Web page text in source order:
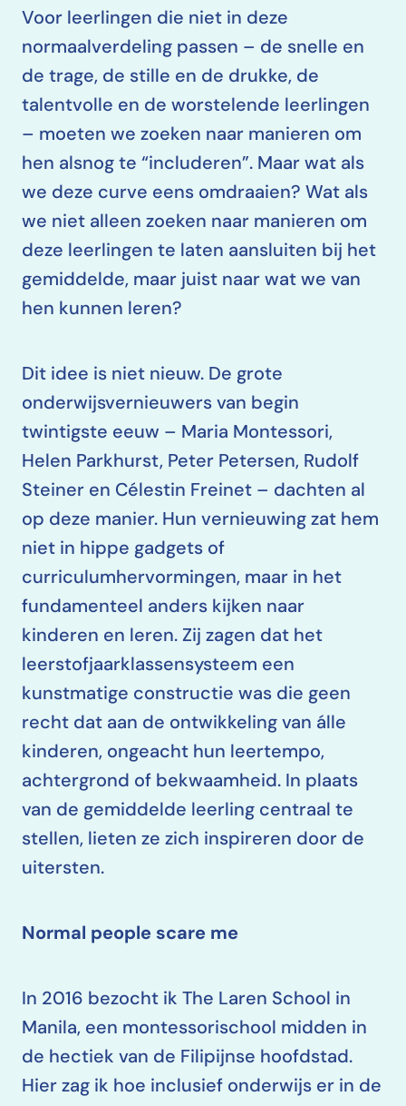
Voor leerlingen die niet in deze
normaalverdeling passen – de snelle en
de trage, de stille en de drukke, de
talentvolle en de worstelende leerlingen
– moeten we zoeken naar manieren om
hen alsnog te “includeren”. Maar wat als
we deze curve eens omdraaien? Wat als
we niet alleen zoeken naar manieren om
deze leerlingen te laten aansluiten bij het
gemiddelde, maar juist naar wat we van
hen kunnen leren?
Dit idee is niet nieuw. De grote
onderwijsvernieuwers van begin
twintigste eeuw – Maria Montessori,
Helen Parkhurst, Peter Petersen, Rudolf
Steiner en Célestin Freinet – dachten al
op deze manier. Hun vernieuwing zat hem
niet in hippe gadgets of
curriculumhervormingen, maar in het
fundamenteel anders kijken naar
kinderen en leren. Zij zagen dat het
leerstofjaarklassensysteem een
kunstmatige constructie was die geen
recht dat aan de ontwikkeling van álle
kinderen, ongeacht hun leertempo,
achtergrond of bekwaamheid. In plaats
van de gemiddelde leerling centraal te
stellen, lieten ze zich inspireren door de
uitersten.
Normal people scare me
In 2016 bezocht ik The Laren School in
Manila, een montessorischool midden in
de hectiek van de Filipijnse hoofdstad.
Hier zag ik hoe inclusief onderwijs er in de